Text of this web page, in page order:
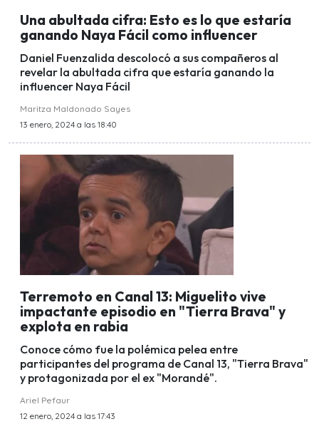
Una abultada cifra: Esto es lo que estaría
ganando Naya Fácil como influencer
Daniel Fuenzalida descolocó a sus compañeros al
revelar la abultada cifra que estaría ganando la
influencer Naya Fácil
Maritza Maldonado Sayes
13 enero, 2024 a las 18:40
Terremoto en Canal 13: Miguelito vive
impactante episodio en "Tierra Brava" y
explota en rabia
Conoce cómo fue la polémica pelea entre
participantes del programa de Canal 13, "Tierra Brava"
y protagonizada por el ex "Morandé".
Ariel Pefaur
12 enero, 2024 a las 17:43